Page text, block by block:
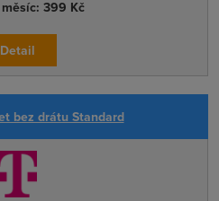
399 Kč
Detail
bez drátu Standard